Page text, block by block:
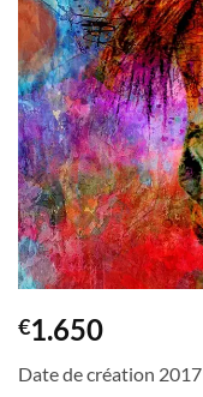
€1.650
Date de création 2017